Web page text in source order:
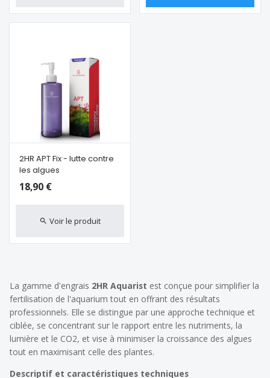
2HR APT Fix - lutte contre
les algues
18,90 €
Voir le produit
La gamme d'engrais 2HR Aquarist est conçue pour simplifier la
fertilisation de l'aquarium tout en offrant des résultats
professionnels. Elle se distingue par une approche technique et
ciblée, se concentrant sur le rapport entre les nutriments, la
lumière et le CO2, et vise à minimiser la croissance des algues
tout en maximisant celle des plantes.
Descriptif et caractéristiques techniques